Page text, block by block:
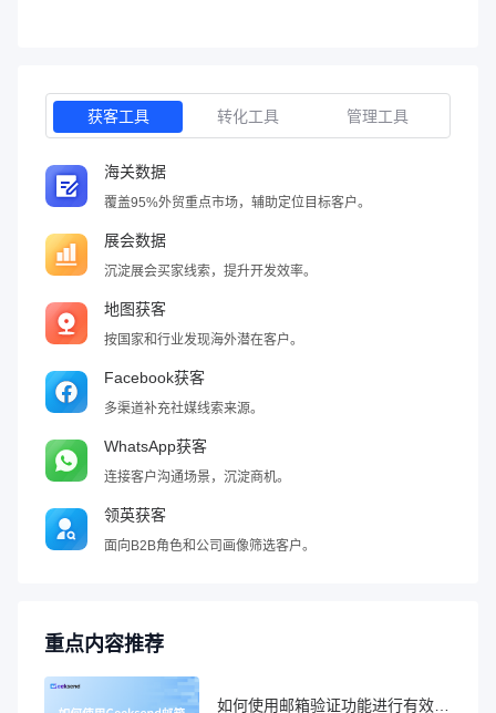
获客工具 转化工具 管理工具
海关数据
覆盖95%外贸重点市场，辅助定位目标客户。
展会数据
沉淀展会买家线索，提升开发效率。
地图获客
按国家和行业发现海外潜在客户。
Facebook获客
多渠道补充社媒线索来源。
WhatsApp获客
连接客户沟通场景，沉淀商机。
领英获客
面向B2B角色和公司画像筛选客户。
重点内容推荐